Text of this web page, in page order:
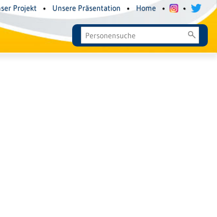
Projekt • Unsere Präsentation • Home • •